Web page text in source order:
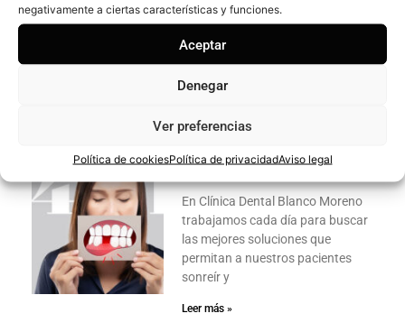
negativamente a ciertas características y funciones.
Aceptar
Denegar
Ver preferencias
Política de cookiesPolítica de privacidadAviso legal
¿Blanqueamiento dental? Sí.¿Uno
que funcione de verdad? También.
¿Y además que la experiencia
cita ya. Existen
Implante dental y diente
provisional en 24 horas
En Clínica Dental Blanco Moreno
trabajamos cada día para buscar
las mejores soluciones que
permitan a nuestros pacientes
sonreír y
Leer más »